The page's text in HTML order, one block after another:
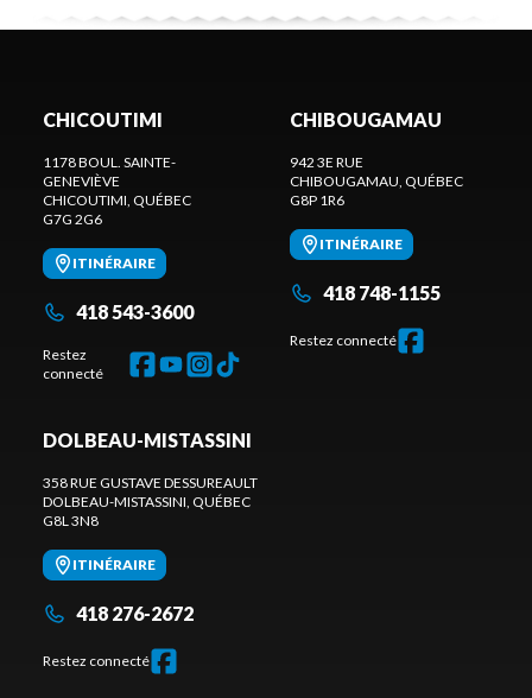
CHICOUTIMI
1178 BOUL. SAINTE-
GENEVIÈVE
CHICOUTIMI , QUÉBEC
G7G 2G6
ITINÉRAIRE
418 543-3600
Restez
connecté
CHIBOUGAMAU
942 3E RUE
CHIBOUGAMAU , QUÉBEC
G8P 1R6
ITINÉRAIRE
418 748-1155
Restez connecté
DOLBEAU-MISTASSINI
358 RUE GUSTAVE DESSUREAULT
DOLBEAU-MISTASSINI , QUÉBEC
G8L 3N8
ITINÉRAIRE
418 276-2672
Restez connecté